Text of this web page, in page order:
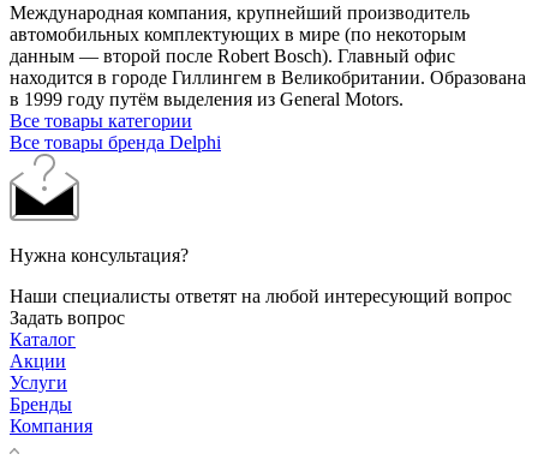
Международная компания, крупнейший производитель
автомобильных комплектующих в мире (по некоторым
данным — второй после Robert Bosch). Главный офис
находится в городе Гиллингем в Великобритании. Образована
в 1999 году путём выделения из General Motors.
Все товары категории
Все товары бренда Delphi
Нужна консультация?
Наши специалисты ответят на любой интересующий вопрос
Задать вопрос
Каталог
Акции
Услуги
Бренды
Компания